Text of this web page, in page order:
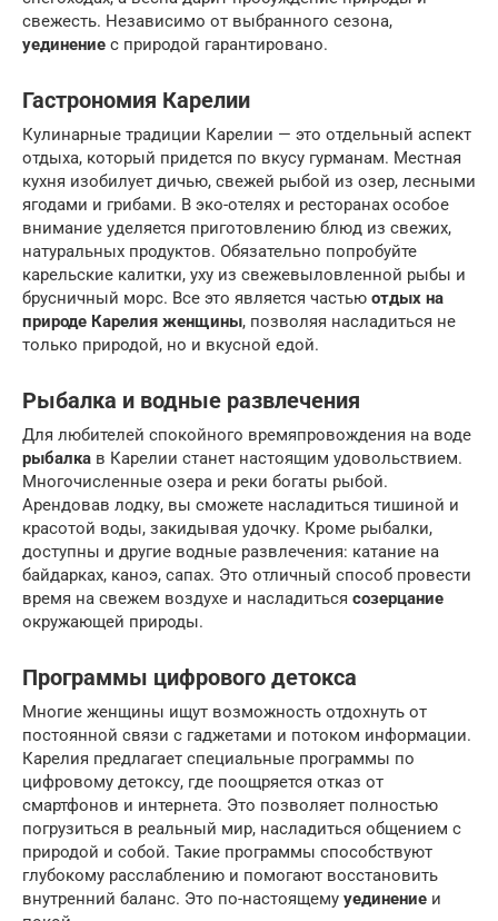
свежесть. Независимо от выбранного сезона,
уединение с природой гарантировано.
Гастрономия Карелии
Кулинарные традиции Карелии — это отдельный аспект
отдыха, который придется по вкусу гурманам. Местная
кухня изобилует дичью, свежей рыбой из озер, лесными
ягодами и грибами. В эко-отелях и ресторанах особое
внимание уделяется приготовлению блюд из свежих,
натуральных продуктов. Обязательно попробуйте
карельские калитки, уху из свежевыловленной рыбы и
брусничный морс. Все это является частью отдых на
природе Карелия женщины, позволяя насладиться не
только природой, но и вкусной едой.
Рыбалка и водные развлечения
Для любителей спокойного времяпровождения на воде
рыбалка в Карелии станет настоящим удовольствием.
Многочисленные озера и реки богаты рыбой.
Арендовав лодку, вы сможете насладиться тишиной и
красотой воды, закидывая удочку. Кроме рыбалки,
доступны и другие водные развлечения: катание на
байдарках, каноэ, сапах. Это отличный способ провести
время на свежем воздухе и насладиться созерцание
окружающей природы.
Программы цифрового детокса
Многие женщины ищут возможность отдохнуть от
постоянной связи с гаджетами и потоком информации.
Карелия предлагает специальные программы по
цифровому детоксу, где поощряется отказ от
смартфонов и интернета. Это позволяет полностью
погрузиться в реальный мир, насладиться общением с
природой и собой. Такие программы способствуют
глубокому расслаблению и помогают восстановить
внутренний баланс. Это по-настоящему уединение и